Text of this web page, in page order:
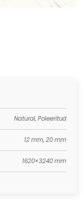
Natural, Poleeritud
12 mm, 20 mm
1620×3240 mm